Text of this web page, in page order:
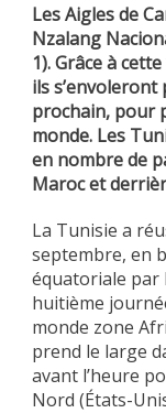
Les Aigles de
Nzalang
1). Grâce à
ils s’envoleront
prochain, pour
monde. Les
en nombre de
Maroc et
La Tunisie a
septembre, en
équatoriale par
huitième
monde zone
prend le large
avant l’heure
Nord (États-